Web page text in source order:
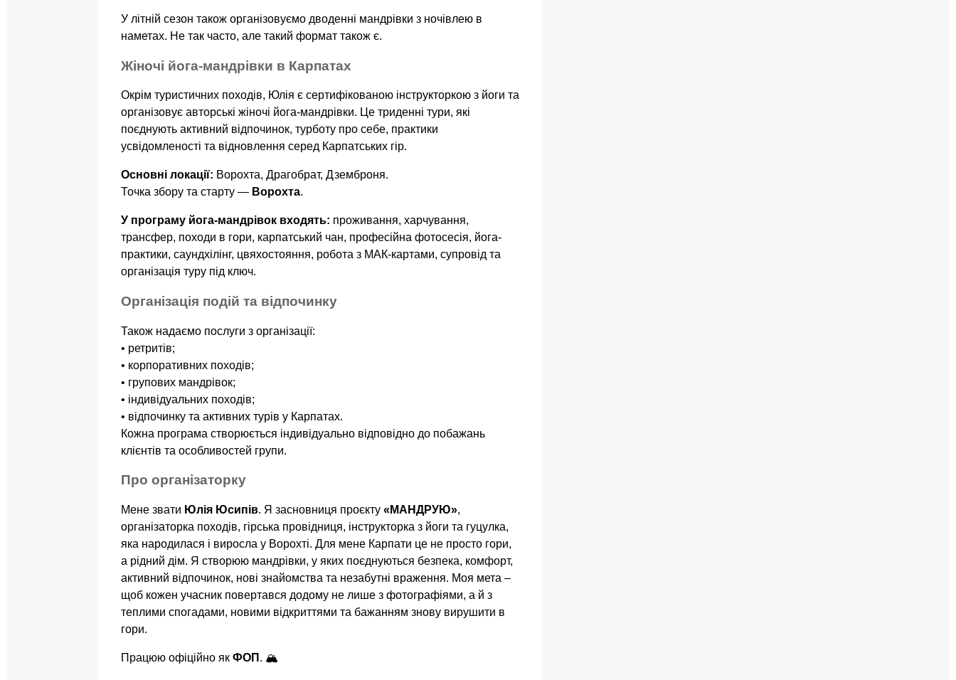
У літній сезон також організовуємо дводенні мандрівки з ночівлею в
наметах. Не так часто, але такий формат також є.
Жіночі йога-мандрівки в Карпатах
Окрім туристичних походів, Юлія є сертифікованою інструкторкою з йоги та
організовує авторські жіночі йога-мандрівки. Це триденні тури, які
поєднують активний відпочинок, турботу про себе, практики
усвідомленості та відновлення серед Карпатських гір.
Основні локації: Ворохта, Драгобрат, Дземброня.
Точка збору та старту — Ворохта.
У програму йога-мандрівок входять: проживання, харчування,
трансфер, походи в гори, карпатський чан, професійна фотосесія, йога-
практики, саундхілінг, цвяхостояння, робота з МАК-картами, супровід та
організація туру під ключ.
Організація подій та відпочинку
Також надаємо послуги з організації:
• ретритів;
• корпоративних походів;
• групових мандрівок;
• індивідуальних походів;
• відпочинку та активних турів у Карпатах.
Кожна програма створюється індивідуально відповідно до побажань
клієнтів та особливостей групи.
Про організаторку
Мене звати Юлія Юсипів. Я засновниця проєкту «МАНДРУЮ»,
організаторка походів, гірська провідниця, інструкторка з йоги та гуцулка,
яка народилася і виросла у Ворохті. Для мене Карпати це не просто гори,
а рідний дім. Я створюю мандрівки, у яких поєднуються безпека, комфорт,
активний відпочинок, нові знайомства та незабутні враження. Моя мета –
щоб кожен учасник повертався додому не лише з фотографіями, а й з
теплими спогадами, новими відкриттями та бажанням знову вирушити в
гори.
Працюю офіційно як ФОП . 🏔️